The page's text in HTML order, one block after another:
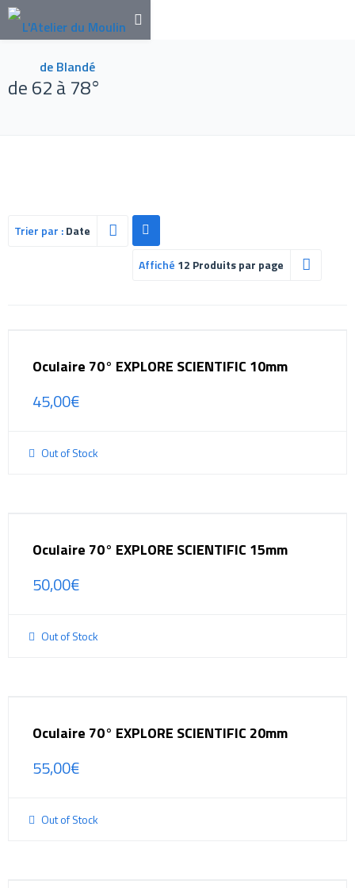
de 62 à 78°
Trier par :Date
Affiché 12 Produits par page
Oculaire 70° EXPLORE SCIENTIFIC 10mm
45,00€
Out of Stock
Oculaire 70° EXPLORE SCIENTIFIC 15mm
50,00€
Out of Stock
Oculaire 70° EXPLORE SCIENTIFIC 20mm
55,00€
Out of Stock